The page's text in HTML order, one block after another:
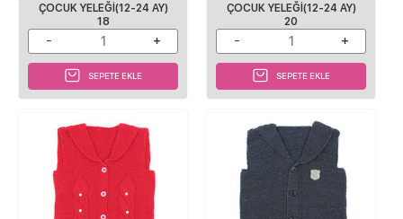
ÇOCUK YELEĞI(12-24 AY)
18
SEPETE EKLE
ÇOCUK YELEĞI(12-24 AY)
20
SEPETE EKLE